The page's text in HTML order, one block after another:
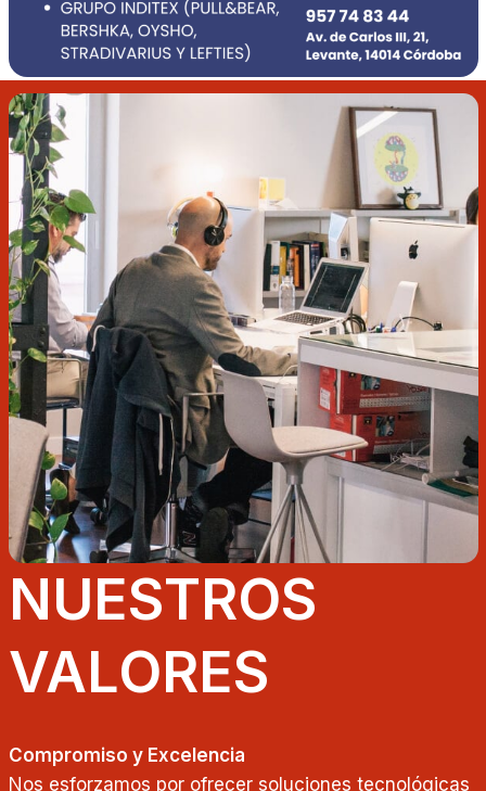
NUESTROS
VALORES
Compromiso y Excelencia
Nos esforzamos por ofrecer soluciones tecnológicas